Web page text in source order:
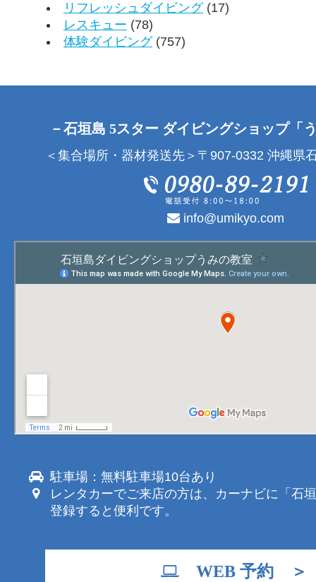
リフレッシュダイビング(17)
レスキュー (78)
体験ダイビング(757)
－石垣島 5スター ダイビングショップ「
＜集合場所・器材発送先＞〒907-0332 沖縄県
info@umikyo.com
駐車場：無料駐車場10台あり
レンタカーでご来店の方は、カーナビに「石
登録すると便利です。
WEB 予約 ＞